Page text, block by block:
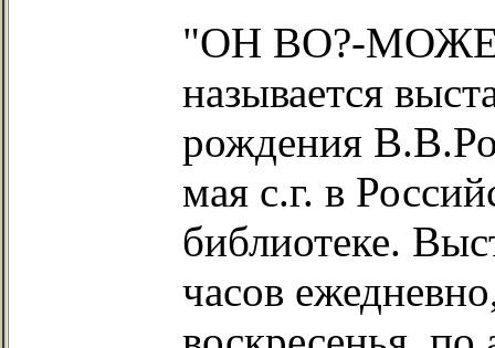
"ОН ВО?-
называется
рождения
мая с.г. в
библиотеке.
часов